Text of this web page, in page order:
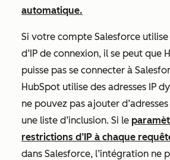
automatique.
Si votre compte Salesforce
d’IP de connexion, il se peut que
puisse pas se connecter à
HubSpot utilise des adresses IP
ne pouvez pas ajouter
une liste d’inclusion. Si le
restrictions d’IP à chaque
dans Salesforce, l’intégration ne